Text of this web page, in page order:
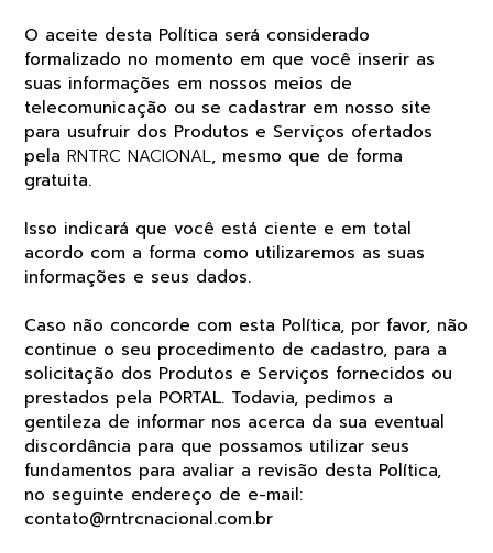
O aceite desta Política será considerado
formalizado no momento em que você inserir as
suas informações em nossos meios de
telecomunicação ou se cadastrar em nosso site
para usufruir dos Produtos e Serviços ofertados
pelaRNTRC NACIONAL, mesmo que de forma
gratuita.
Isso indicará que você está ciente e em total
acordo com a forma como utilizaremos as suas
informações e seus dados.
Caso não concorde com esta Política, por favor, não
continue o seu procedimento de cadastro, para a
solicitação dos Produtos e Serviços fornecidos ou
prestados pela PORTAL. Todavia, pedimos a
gentileza de informar nos acerca da sua eventual
discordância para que possamos utilizar seus
fundamentos para avaliar a revisão desta Política,
no seguinte endereço de e-mail:
contato@rntrcnacional.com.br